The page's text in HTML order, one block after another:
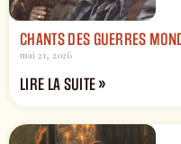
CHANTS DES GUERRES
mai 21, 2026
LIRE LA SUITE »